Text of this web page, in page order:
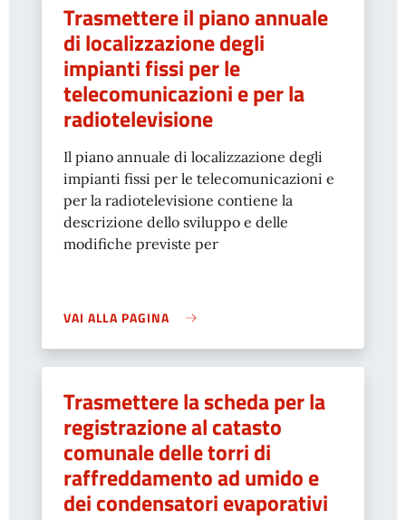
Trasmettere il piano annuale
di localizzazione degli
impianti fissi per le
telecomunicazioni e per la
radiotelevisione
Il piano annuale di localizzazione degli
impianti fissi per le telecomunicazioni e
per la radiotelevisione contiene la
descrizione dello sviluppo e delle
modifiche previste per
VAI ALLA PAGINA
Trasmettere la scheda per la
registrazione al catasto
comunale delle torri di
raffreddamento ad umido e
dei condensatori evaporativi